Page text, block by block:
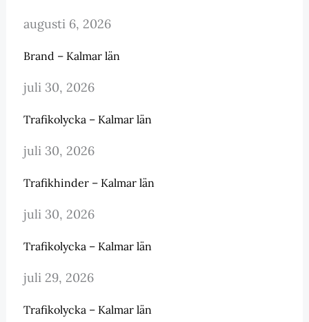
augusti 6, 2026
Brand – Kalmar län
juli 30, 2026
Trafikolycka – Kalmar län
juli 30, 2026
Trafikhinder – Kalmar län
juli 30, 2026
Trafikolycka – Kalmar län
juli 29, 2026
Trafikolycka – Kalmar län